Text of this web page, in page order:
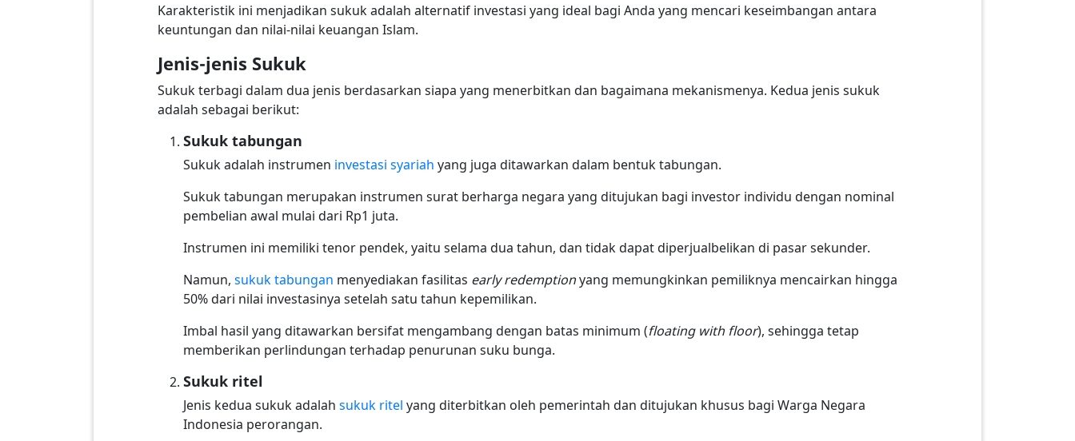
Karakteristik ini menjadikan sukuk adalah alternatif investasi yang ideal bagi Anda yang mencari keseimbangan antara
keuntungan dan nilai-nilai keuangan Islam.
Jenis-jenis Sukuk
Sukuk terbagi dalam dua jenis berdasarkan siapa yang menerbitkan dan bagaimana mekanismenya. Kedua jenis sukuk
adalah sebagai berikut:
Sukuk tabungan
Sukuk adalah instrumen investasi syariah yang juga ditawarkan dalam bentuk tabungan.
Sukuk tabungan merupakan instrumen surat berharga negara yang ditujukan bagi investor individu dengan nominal
pembelian awal mulai dari Rp1 juta.
Instrumen ini memiliki tenor pendek, yaitu selama dua tahun, dan tidak dapat diperjualbelikan di pasar sekunder.
Namun, sukuk tabungan menyediakan fasilitas early redemptionyang memungkinkan pemiliknya mencairkan hingga
50% dari nilai investasinya setelah satu tahun kepemilikan.
Imbal hasil yang ditawarkan bersifat mengambang dengan batas minimum (floating with floor), sehingga tetap
memberikan perlindungan terhadap penurunan suku bunga.
Sukuk ritel
Jenis kedua sukuk adalah sukuk ritel yang diterbitkan oleh pemerintah dan ditujukan khusus bagi Warga Negara
Indonesia perorangan.